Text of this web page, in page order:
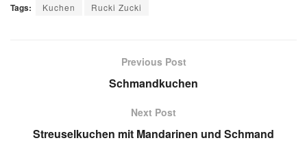
Tags: Kuchen Rucki Zucki
Previous Post
Schmandkuchen
Next Post
Streuselkuchen mit Mandarinen und Schmand